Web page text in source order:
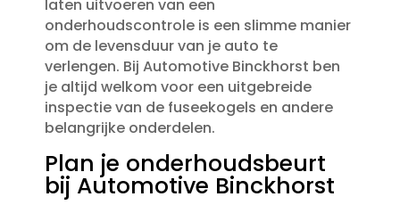
laten uitvoeren van een
onderhoudscontrole is een slimme manier
om de levensduur van je auto te
verlengen.​ Bij Automotive Binckhorst ben
je altijd welkom voor een uitgebreide
inspectie van de fuseekogels en andere
belangrijke onderdelen.​
Plan je onderhoudsbeurt
bij Automotive Binckhorst